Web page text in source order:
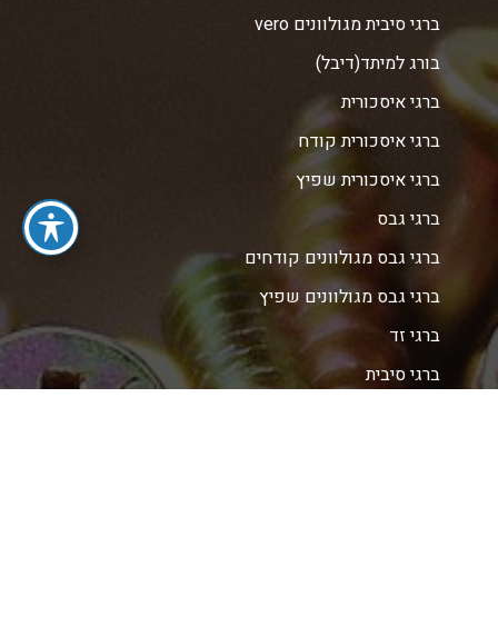
ברגי סיבית מגולוונים vero
בורג למיתד(דיבל)
ברגי איסכורית
ברגי איסכורית קודח
ברגי איסכורית שפיץ
ברגי גבס
ברגי גבס מגולוונים קודחים
ברגי גבס מגולוונים שפיץ
ברגי זד
ברגי סיבית